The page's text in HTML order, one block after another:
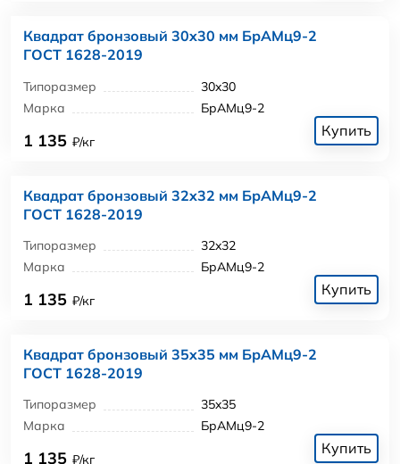
Квадрат бронзовый 30x30 мм БрАМц9-2
ГОСТ 1628-2019
Типоразмер
30x30
Марка
БрАМц9-2
1 135 ₽/кг
Купить
Квадрат бронзовый 32x32 мм БрАМц9-2
ГОСТ 1628-2019
Типоразмер
32x32
Марка
БрАМц9-2
1 135 ₽/кг
Купить
Квадрат бронзовый 35x35 мм БрАМц9-2
ГОСТ 1628-2019
Типоразмер
35x35
Марка
БрАМц9-2
1 135 ₽/кг
Купить